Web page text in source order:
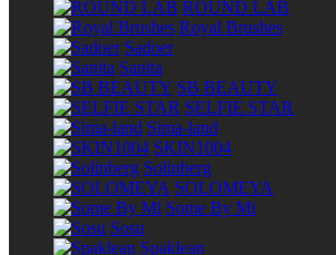
ROUND LAB
Royal Brushes
Sadoer
Sanita
SB BEAUTY
SELFIE STAR
Sima-land
SKIN1004
Solinberg
SOLOMEYA
Some By Mi
Sosu
Spaklean